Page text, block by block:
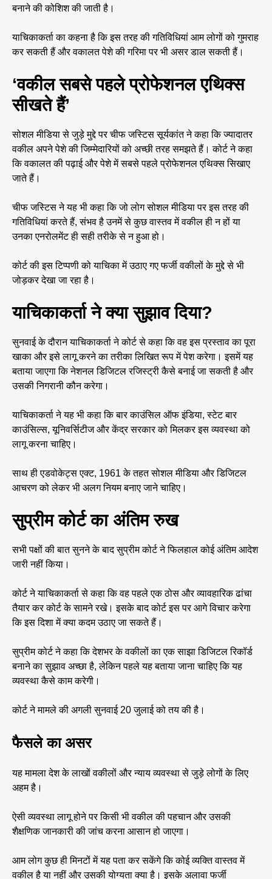
बनाने की कोशिश की जाती है।
याचिकाकर्ता का कहना है कि इस तरह की गतिविधियां आम लोगों को गुमराह
कर सकती हैं और वकालत पेशे की गरिमा पर भी असर डाल सकती हैं।
‘वकील सबसे पहले प्रोफेशनल एथिक्स
सीखते हैं’
सोशल मीडिया से जुड़े मुद्दे पर चीफ जस्टिस सूर्यकांत ने कहा कि ज्यादातर
वकील अपने पेशे की जिम्मेदारियों को अच्छी तरह समझते हैं। कोर्ट ने कहा
कि वकालत की पढ़ाई और पेशे में सबसे पहले प्रोफेशनल एथिक्स सिखाए
जाते हैं।
चीफ जस्टिस ने यह भी कहा कि जो लोग सोशल मीडिया पर इस तरह की
गतिविधियां करते हैं, संभव है उनमें से कुछ वास्तव में वकील ही न हों या
उनका एनरोलमेंट ही सही तरीके से न हुआ हो।
कोर्ट की इस टिप्पणी को याचिका में उठाए गए फर्जी वकीलों के मुद्दे से भी
जोड़कर देखा जा रहा है।
याचिकाकर्ता ने क्या सुझाव दिया?
सुनवाई के दौरान याचिकाकर्ता ने कोर्ट से कहा कि वह इस प्रस्ताव का पूरा
खाका और इसे लागू करने का तरीका लिखित रूप में पेश करेगा। इसमें यह
बताया जाएगा कि नेशनल डिजिटल रजिस्ट्री कैसे बनाई जा सकती है और
उसकी निगरानी कौन करेगा।
याचिकाकर्ता ने यह भी कहा कि बार काउंसिल ऑफ इंडिया, स्टेट बार
काउंसिल्स, यूनिवर्सिटीज और केंद्र सरकार को मिलकर इस व्यवस्था को
लागू करना चाहिए।
साथ ही एडवोकेट्स एक्ट, 1961 के तहत सोशल मीडिया और डिजिटल
आचरण को लेकर भी अलग नियम बनाए जाने चाहिए।
सुप्रीम कोर्ट का अंतिम रुख
सभी पक्षों की बात सुनने के बाद सुप्रीम कोर्ट ने फिलहाल कोई अंतिम आदेश
जारी नहीं किया।
कोर्ट ने याचिकाकर्ता से कहा कि वह पहले एक ठोस और व्यावहारिक ढांचा
तैयार कर कोर्ट के सामने रखे। इसके बाद कोर्ट इस पर आगे विचार करेगा
कि इस दिशा में क्या कदम उठाए जा सकते हैं।
सुप्रीम कोर्ट ने कहा कि देशभर के वकीलों का एक साझा डिजिटल रिकॉर्ड
बनाने का सुझाव अच्छा है, लेकिन पहले यह बताया जाना चाहिए कि यह
व्यवस्था कैसे काम करेगी।
कोर्ट ने मामले की अगली सुनवाई 20 जुलाई को तय की है।
फैसले का असर
यह मामला देश के लाखों वकीलों और न्याय व्यवस्था से जुड़े लोगों के लिए
अहम है।
ऐसी व्यवस्था लागू होने पर किसी भी वकील की पहचान और उसकी
शैक्षणिक जानकारी की जांच करना आसान हो जाएगा।
आम लोग कुछ ही मिनटों में यह पता कर सकेंगे कि कोई व्यक्ति वास्तव में
वकील है या नहीं और उसकी योग्यता क्या है। इसके अलावा फर्जी